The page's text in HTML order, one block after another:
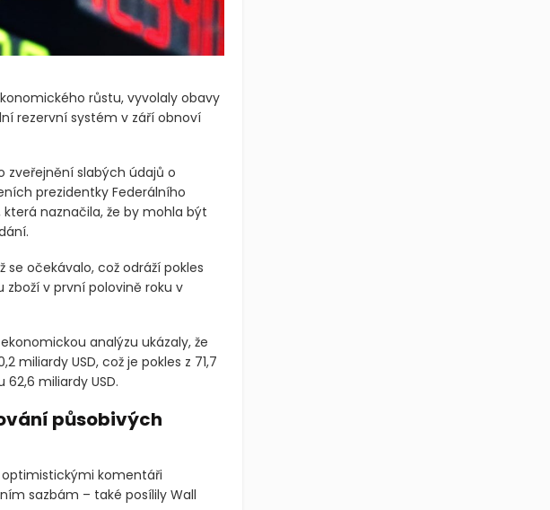
růstu, vyvolaly obavy
rezervní systém v září obnoví
zveřejnění slabých údajů o
prezidentky Federálního
naznačila, že by mohla být
očekávalo, což odráží pokles
v první polovině roku v
analýzu ukázaly, že
miliardy USD, což je pokles z 71,7
miliardy USD.
působivých
komentáři
sazbám – také posílily Wall